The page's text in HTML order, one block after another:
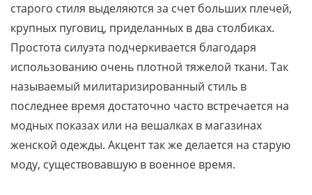
старого стиля выделяются за счет больших плечей,
крупных пуговиц, приделанных в два столбиках.
Простота силуэта подчеркивается благодаря
использованию очень плотной тяжелой ткани. Так
называемый милитаризированный стиль в
последнее время достаточно часто встречается на
модных показах или на вешалках в магазинах
женской одежды. Акцент так же делается на старую
моду, существовавшую в военное время.